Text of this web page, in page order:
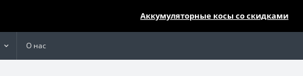
Аккумуляторные косы со скидками
О нас